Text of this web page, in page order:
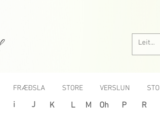
FRÆÐSLA STORE VERSLUN
i J K L M Oh P R